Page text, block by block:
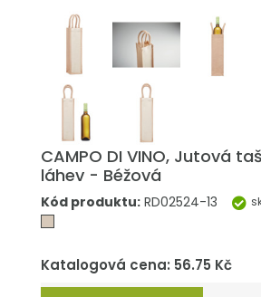
CAMPO DI VINO, Jutová
láhev - Béžová
Kód produktu: RD02524-13
Katalogová cena: 56.75 Kč